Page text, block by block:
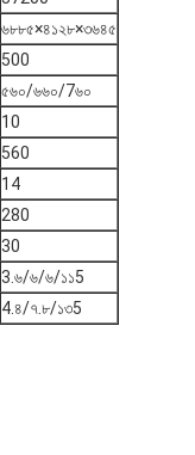
৬৮৮৫×৪১২৮×৩৬৪৫
500
৫৬০/৬৬০/7৬০
10
560
14
280
30
3.৬/৬/৬/১১5
4.৪/৭.৮/১৩5